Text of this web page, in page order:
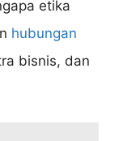
etika
hubungan
bisnis, dan